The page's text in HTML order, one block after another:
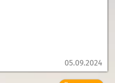
05.09.2024